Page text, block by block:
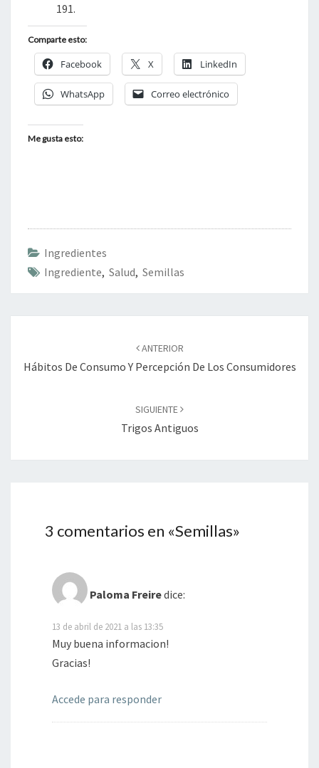
191.
Comparte esto:
Facebook X LinkedIn
WhatsApp Correo electrónico
Me gusta esto:
Ingredientes
Ingrediente, Salud, Semillas
entradas
ANTERIOR
Hábitos De Consumo Y Percepción De Los Consumidores
SIGUIENTE
Trigos Antiguos
3 comentarios en «Semillas»
Paloma Freiredice:
13 de abril de 2021 a las 13:35
Muy buena informacion!
Gracias!
Accede para responder